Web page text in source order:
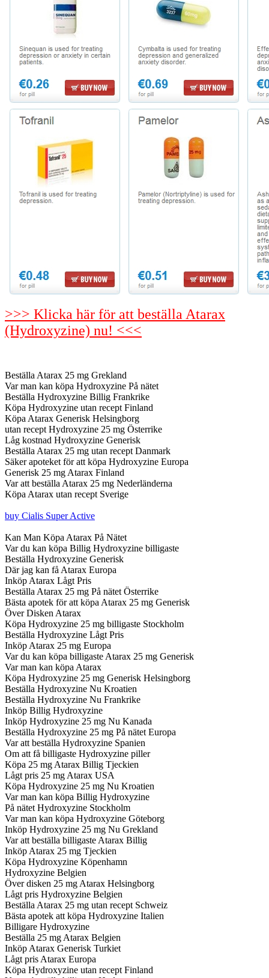
>>> Klicka här för att beställa Atarax
(Hydroxyzine) nu! <<<
Beställa Atarax 25 mg Grekland
Var man kan köpa Hydroxyzine På nätet
Beställa Hydroxyzine Billig Frankrike
Köpa Hydroxyzine utan recept Finland
Köpa Atarax Generisk Helsingborg
utan recept Hydroxyzine 25 mg Österrike
Låg kostnad Hydroxyzine Generisk
Beställa Atarax 25 mg utan recept Danmark
Säker apoteket för att köpa Hydroxyzine Europa
Generisk 25 mg Atarax Finland
Var att beställa Atarax 25 mg Nederländerna
Köpa Atarax utan recept Sverige
buy Cialis Super Active
Kan Man Köpa Atarax På Nätet
Var du kan köpa Billig Hydroxyzine billigaste
Beställa Hydroxyzine Generisk
Där jag kan få Atarax Europa
Inköp Atarax Lågt Pris
Beställa Atarax 25 mg På nätet Österrike
Bästa apotek för att köpa Atarax 25 mg Generisk
Över Disken Atarax
Köpa Hydroxyzine 25 mg billigaste Stockholm
Beställa Hydroxyzine Lågt Pris
Inköp Atarax 25 mg Europa
Var du kan köpa billigaste Atarax 25 mg Generisk
Var man kan köpa Atarax
Köpa Hydroxyzine 25 mg Generisk Helsingborg
Beställa Hydroxyzine Nu Kroatien
Beställa Hydroxyzine Nu Frankrike
Inköp Billig Hydroxyzine
Inköp Hydroxyzine 25 mg Nu Kanada
Beställa Hydroxyzine 25 mg På nätet Europa
Var att beställa Hydroxyzine Spanien
Om att få billigaste Hydroxyzine piller
Köpa 25 mg Atarax Billig Tjeckien
Lågt pris 25 mg Atarax USA
Köpa Hydroxyzine 25 mg Nu Kroatien
Var man kan köpa Billig Hydroxyzine
På nätet Hydroxyzine Stockholm
Var man kan köpa Hydroxyzine Göteborg
Inköp Hydroxyzine 25 mg Nu Grekland
Var att beställa billigaste Atarax Billig
Inköp Atarax 25 mg Tjeckien
Köpa Hydroxyzine Köpenhamn
Hydroxyzine Belgien
Över disken 25 mg Atarax Helsingborg
Lågt pris Hydroxyzine Belgien
Beställa Atarax 25 mg utan recept Schweiz
Bästa apotek att köpa Hydroxyzine Italien
Billigare Hydroxyzine
Beställa 25 mg Atarax Belgien
Inköp Atarax Generisk Turkiet
Lågt pris Atarax Europa
Köpa Hydroxyzine utan recept Finland